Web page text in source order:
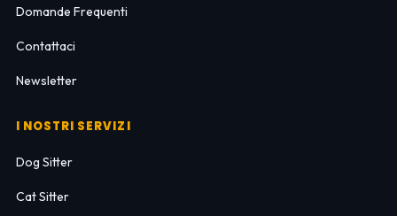
Domande Frequenti
Contattaci
Newsletter
I NOSTRI SERVIZI
Dog Sitter
Cat Sitter